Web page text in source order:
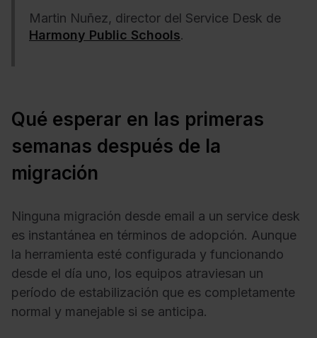
Martin Nuñez, director del Service Desk de
Harmony Public Schools.
Qué esperar en las primeras
semanas después de la
migración
Ninguna migración desde email a un service desk
es instantánea en términos de adopción. Aunque
la herramienta esté configurada y funcionando
desde el día uno, los equipos atraviesan un
período de estabilización que es completamente
normal y manejable si se anticipa.